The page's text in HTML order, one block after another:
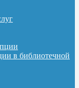
в библиотечной